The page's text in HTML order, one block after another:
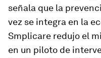
señala que la
vez se integra en la
Smplicare redujo el
en un piloto de